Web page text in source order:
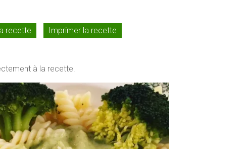
recette
Imprimer la recette
à la recette.